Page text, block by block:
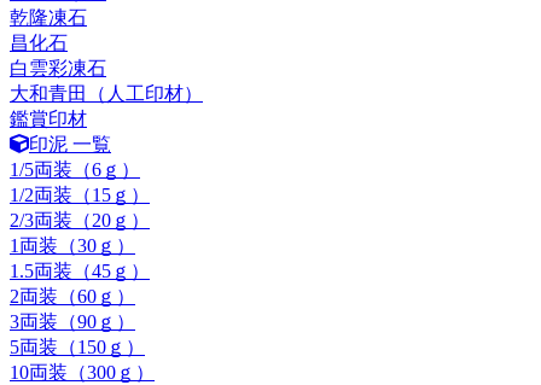
乾隆凍石
昌化石
白雲彩凍石
大和青田（人工印材）
鑑賞印材
印泥 一覧
1/5両装（6ｇ）
1/2両装（15ｇ）
2/3両装（20ｇ）
1両装（30ｇ）
1.5両装（45ｇ）
2両装（60ｇ）
3両装（90ｇ）
5両装（150ｇ）
10両装（300ｇ）